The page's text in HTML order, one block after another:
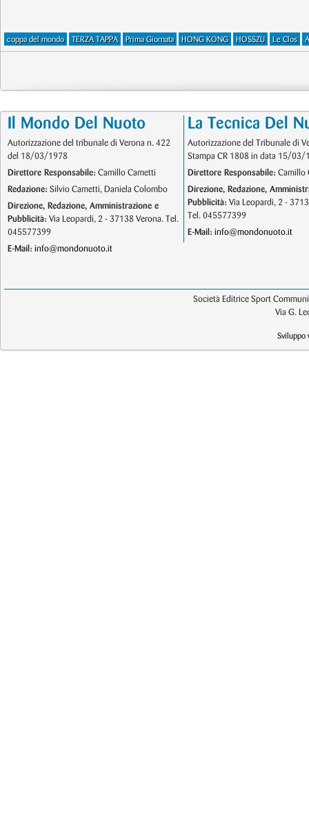
coppa del mondo TERZA TAPPA Prima Giornata HONG KONG HOSSZU Le Clos
Il Mondo Del Nuoto
Autorizzazione del tribunale di Verona n. 422
del 18/03/1978
Direttore Responsabile: Camillo Cametti
Redazione: Silvio Cametti, Daniela Colombo
Direzione, Redazione, Amministrazione e
Pubblicità: Via Leopardi, 2 - 37138 Verona. Tel.
045577399
E-Mail: info@mondonuoto.it
La Tecnica Del
Autorizzazione del Tribunale di
Stampa CR 1808 in data 15/03/
Direttore Responsabile: Camillo
Direzione, Redazione,
Pubblicità: Via Leopardi, 2 -
Tel. 045577399
E-Mail: info@mondonuoto.it
Società Editrice Sport
Via G.
Sviluppo